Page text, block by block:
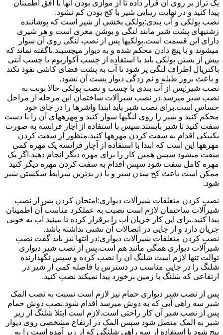
یک تراز بر روی آن قرار داده تا از موازی بودن آنها با افق اطمینان
پیدا کنید و در نهایت زیبایی شیر با کج بودن کم نشود.
نصب پولکی و آب بندی:پولکی بخشی از شیر است که پوشاننده
زشتیهای پشت شیر مانند لنگی و بوشن مغزی است و هر شیری
دارای این قسمت است.پولکیها پس از نصب لنگی روی آن سوار
میشوند و با پیچ دادن محکم شده و به دیوار میچسبند.ناگفته نماند که
پیش از بستن پولکی باید با استفاده از چسب آکواریوم یا چسب آنتی
باکتریال اطراف لنگی پر شود تا آب به پشت فضای کاشی نفوذ نکند
و باعث بروز طبله و نم زدگی دیوار پشت آن نشود.
نصب شیر:پس از آب بندی با چسب و نصب پولکی حالا نوبت به
نصب شیر میرسد.در نصب شیرآلات ساختمان این مرحله از مراحل
حساس است.برای نصب شیر باید ابتدا واشرها را در جای خود
محکم کنید و شیر را روی لنگیها سوار کنید و مهرههای آن را با دست
سفت کنید تا شیر بایستد.سپس با استفاده از آچار فرانسه به صورت
یکییکی اقدام به سفت کردن مهرهها کنید.منظور از سفت کردن
مهرهها این است که ابتدا با استفاده از آچار فرانسه یک مهره کمی
سفت میشود سپس همین کار را برای مهره دیگر انجام دهید.اگر یک
مهره کامل سفت شود سپس اقدام به سفت کردن مهره دیگر کنید
ممکن است باعث کج شدن شیر و یا در بدترین شرایط شکستن شیر
شود.
نصب کردن متعلقات شیرآلات دیواری:امتحان کردن پس از نصب
شیرآلات ساختمان لازم است نصبت به عملکرد مناسب آن اطمینان
پیدا کنید.برای این کار جریان آب را برقرار کرده تا ببینید آب به خوبی
جریان دارد و از جایی در اتصالات آن نشتی نداشته باشد.
نصب کردن متعلقات شیرآلات دیواری:در انتها نیز باید گفت نصب
شیرآلات دیواری همگی مانند هم است.پس از نصب شیر دیواری
توالت تنها لازم است شلنگ آن را نصب کرده و سپس نگهدارنده
شلنگ را در جایی مناسب در دسترس با فاصله کمی از شیر در
ارتفاعی که شلنگ با زمین برخورد پیدا نمیکند نصب کنید.
پس از نصب شیر دیواری حمام نیز لازم است نسبت به نصب المک
شیر سه راهی آبی که به دوش میرسد اقدام شود.نصب دوش حمام
پس از نصب شیر آن کار راحتی است.لازم است ابتلا شلنگ از زیر
شیر به المک متصل شود سپس المک در ارتفاع مشخصی روی دیوار
پیچ شود با استفاده از سه راهی شلنگی که از زیر آمده است را به